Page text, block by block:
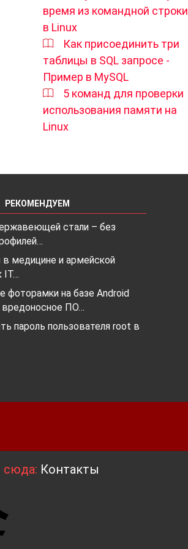
время из командной строки
в Linux
Как присоединить три
таблицы в SQL запросе -
Пример в MySQL
5 команд для проверки
использования памяти на
Linux
РЕКОМЕНДУЕМ
стали – без
в медицине и армейской
IT…
фоторамки на базе Android
ПО…
пароль пользователя root в
сюда: Контакты